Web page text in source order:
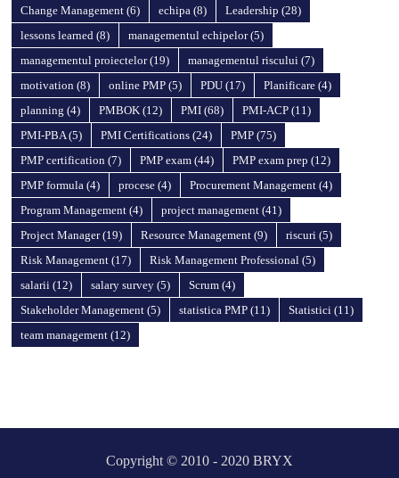
Change Management(6) echipa(8) Leadership (28)
lessons learned(8) managementul echipelor(5)
managementul proiectelor(19) managementul riscului(7)
motivation(8) online PMP(5) PDU(17) Planificare(4)
planning (4) PMBOK(12) PMI(68) PMI-ACP(11)
PMI-PBA(5) PMI Certifications(24) PMP(75)
PMP certification(7) PMP exam(44) PMP exam prep (12)
PMP formula(4) procese(4) Procurement Management(4)
Program Management(4) project management(41)
Project Manager(19) Resource Management(9) riscuri(5)
Risk Management(17) Risk Management Professional(5)
salarii(12) salary survey(5) Scrum(4)
Stakeholder Management(5) statistica PMP(11) Statistici(11)
team management(12)
Copyright © 2010 - 2020 BRYX